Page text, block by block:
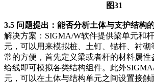
图31
3.5 问题提出：能否分析土体与支护结构
解决方案：SIGMA/W软件提供梁单元和
元，可以用来模拟桩、土钉、锚杆、衬
常的方便，首先定义梁或者杆的材料属性
给线即可模拟各类结构组件。此外
元，可以在土体与结构单元之间设置接触